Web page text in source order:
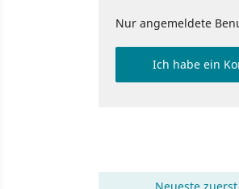
Nur angemeldete
Ich habe ein
Neueste zuerst